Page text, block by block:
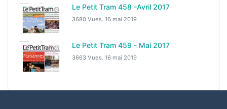
Le Petit Tram 458 -Avril 2017
3680 Vues. 16 mai 2019
Le Petit Tram 459 - Mai 2017
3663 Vues. 16 mai 2019